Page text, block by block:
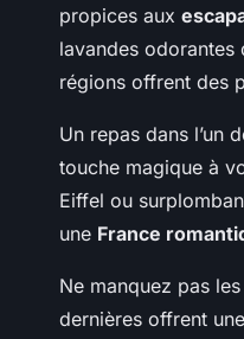
propices aux
lavandes odorantes
régions offrent des
Un repas dans l’un
touche magique à
Eiffel ou
une France
Ne manquez pas les
dernières offrent